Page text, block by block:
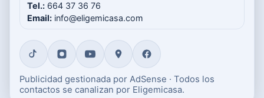
Tel.: 664 37 36 76
Email: info@eligemicasa.com
Publicidad gestionada por AdSense · Todos los
contactos se canalizan por Eligemicasa.